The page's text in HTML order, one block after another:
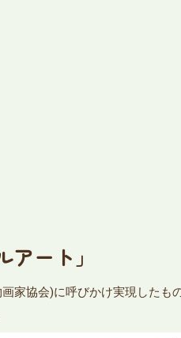
ート」
家協会)に呼びかけ実現した